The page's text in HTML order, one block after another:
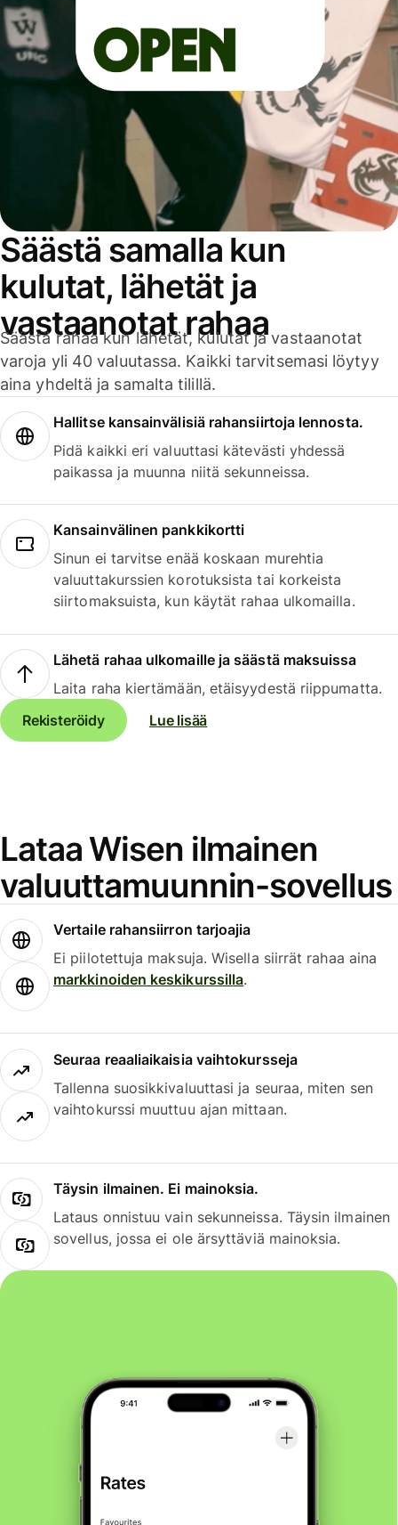
Säästä samalla kun
kulutat, lähetät ja
vastaanotat rahaa
Säästä rahaa kun lähetät, kulutat ja vastaanotat
varoja yli 40 valuutassa. Kaikki tarvitsemasi löytyy
aina yhdeltä ja samalta tilillä.
Hallitse kansainvälisiä rahansiirtoja lennosta.
Pidä kaikki eri valuuttasi kätevästi yhdessä
paikassa ja muunna niitä sekunneissa.
Kansainvälinen pankkikortti
Sinun ei tarvitse enää koskaan murehtia
valuuttakurssien korotuksista tai korkeista
siirtomaksuista, kun käytät rahaa ulkomailla.
Lähetä rahaa ulkomaille ja säästä maksuissa
Laita raha kiertämään, etäisyydestä riippumatta.
Rekisteröidy
Lue lisää
Lataa Wisen ilmainen
valuuttamuunnin-sovellus
Vertaile rahansiirron tarjoajia
Ei piilotettuja maksuja. Wisella siirrät rahaa aina
markkinoiden keskikurssilla.
Seuraa reaaliaikaisia vaihtokursseja
Tallenna suosikkivaluuttasi ja seuraa, miten sen
vaihtokurssi muuttuu ajan mittaan.
Täysin ilmainen. Ei mainoksia.
Lataus onnistuu vain sekunneissa. Täysin ilmainen
sovellus, jossa ei ole ärsyttäviä mainoksia.